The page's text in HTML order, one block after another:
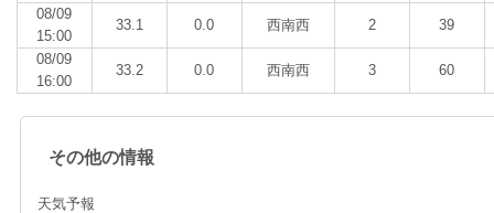
08/09
15:00
33.1 0.0 西南西 2 39
08/09
16:00
33.2 0.0 西南西 3 60
その他の情報
天気予報